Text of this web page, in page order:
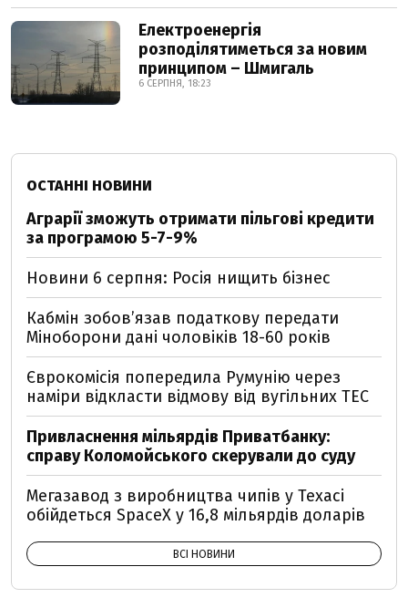
Електроенергія
розподілятиметься за новим
принципом – Шмигаль
6 СЕРПНЯ, 18:23
ОСТАННІ НОВИНИ
Аграрії зможуть отримати пільгові кредити
за програмою 5-7-9%
Новини 6 серпня: Росія нищить бізнес
Кабмін зобовʼязав податкову передати
Міноборони дані чоловіків 18-60 років
Єврокомісія попередила Румунію через
наміри відкласти відмову від вугільних ТЕС
Привласнення мільярдів Приватбанку:
справу Коломойського скерували до суду
Мегазавод з виробництва чипів у Техасі
обійдеться SpaceX у 16,8 мільярдів доларів
ВСІ НОВИНИ